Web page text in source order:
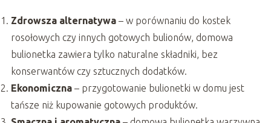
Zdrowsza alternatywa– w porównaniu do kostek
rosołowych czy innych gotowych bulionów, domowa
bulionetka zawiera tylko naturalne składniki, bez
konserwantów czy sztucznych dodatków.
Ekonomiczna– przygotowanie bulionetki w domu jest
tańsze niż kupowanie gotowych produktów.